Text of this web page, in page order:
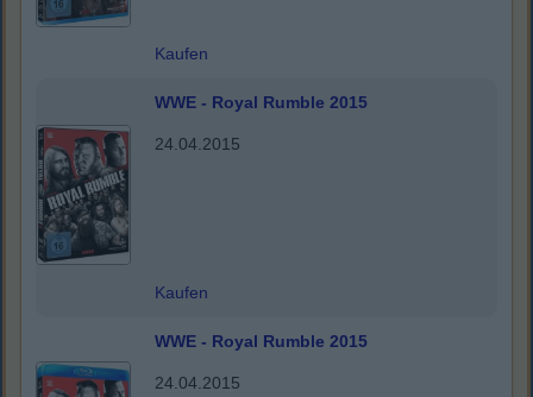
Kaufen
WWE - Royal Rumble 2015
24.04.2015
Kaufen
WWE - Royal Rumble 2015
24.04.2015